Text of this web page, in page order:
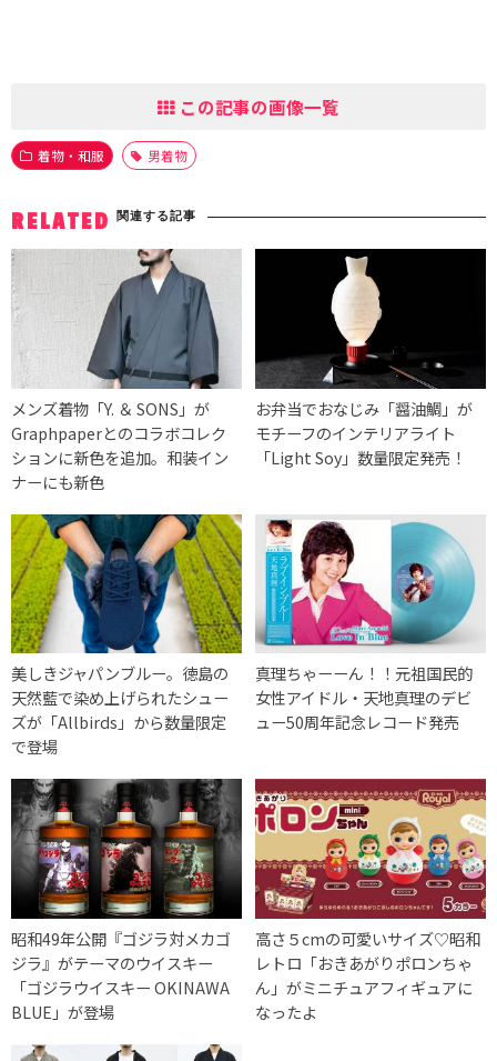
この記事の画像一覧
着物・和服 男着物
RELATED 関連する記事
メンズ着物「Y. ＆ SONS」が
Graphpaperとのコラボコレク
ションに新色を追加。和装イン
ナーにも新色
お弁当でおなじみ「醤油鯛」が
モチーフのインテリアライト
「Light Soy」数量限定発売！
美しきジャパンブルー。徳島の
天然藍で染め上げられたシュー
ズが「Allbirds」から数量限定
で登場
真理ちゃーーん！！元祖国民的
女性アイドル・天地真理のデビ
ュー50周年記念レコード発売
昭和49年公開『ゴジラ対メカゴ
ジラ』がテーマのウイスキー
「ゴジラウイスキー OKINAWA
BLUE」が登場
高さ５cmの可愛いサイズ♡昭和
レトロ「おきあがりポロンちゃ
ん」がミニチュアフィギュアに
なったよ